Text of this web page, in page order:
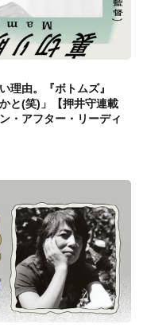
理由。『ボトムズ』
と(笑)」【押井守連載
・アフター・リーディ